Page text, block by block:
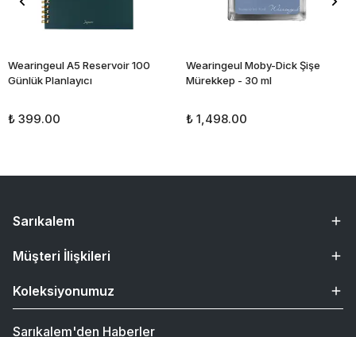
Wearingeul A5 Reservoir 100
Günlük Planlayıcı
₺ 399.00
Wearingeul Moby-Dick Şişe
Mürekkep - 30 ml
₺ 1,498.00
Sarıkalem
Müşteri İlişkileri
Koleksiyonumuz
Sarıkalem'den Haberler